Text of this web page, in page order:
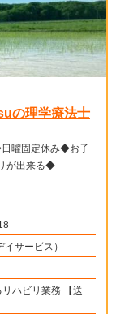
の理学療法士
が出来る◆
サービス）
ハビリ業務 【送